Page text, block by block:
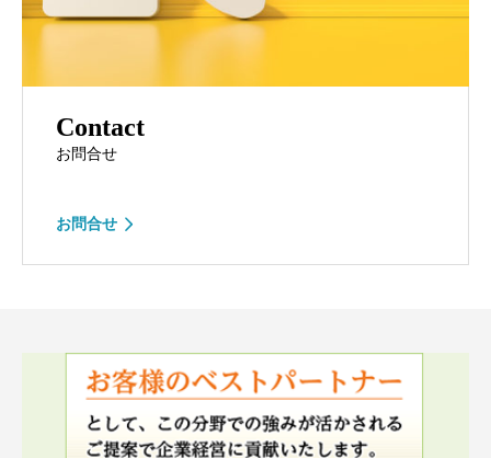
Contact
お問合せ
お問合せ